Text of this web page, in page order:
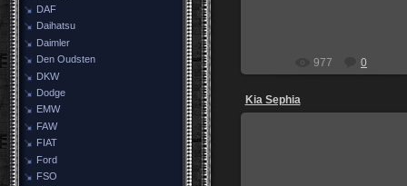
DAF
Daihatsu
Daimler
Den Oudsten
DKW
Dodge
EMW
FAW
FIAT
Ford
FSO
977 0
Kia Sephia